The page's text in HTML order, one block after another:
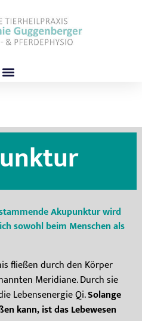
Akupunktur wird
sowohl beim Menschen als
fließen durch den Körper
Meridiane. Durch sie
Lebensenergie Qi.Solange
kann, ist das Lebewesen